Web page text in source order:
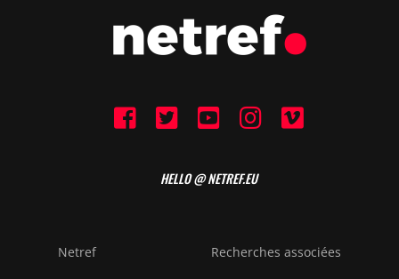
HELLO @ NETREF.EU
Netref Recherches associées